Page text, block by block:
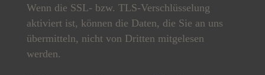
Wenn die SSL- bzw. TLS-Verschlüsselung
aktiviert ist, können die Daten, die Sie an uns
übermitteln, nicht von Dritten mitgelesen
werden.